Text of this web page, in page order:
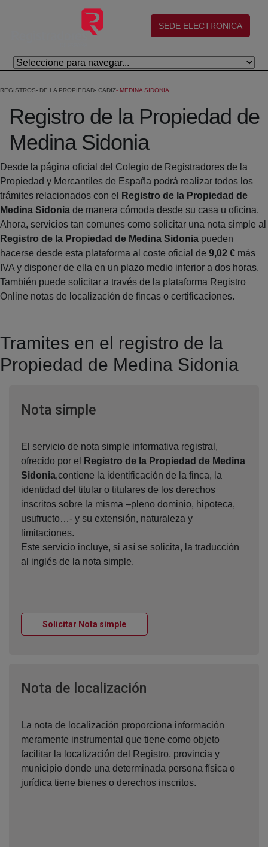
Salta al contingut principal
(abre en nueva ventana)
SEDE ELECTRONICA
REGISTROS DE LA PROPIEDAD CADIZ MEDINA SIDONIA
Registro de la Propiedad de
Medina Sidonia
Desde la página oficial del Colegio de Registradores de la
Propiedad y Mercantiles de España podrá realizar todos los
trámites relacionados con el
Registro de la Propiedad de
Medina Sidonia de manera cómoda desde su casa u oficina.
Ahora, servicios tan comunes como solicitar una nota simple al
Registro de la Propiedad de Medina Sidonia pueden
hacerse desde esta plataforma al coste oficial de 9,02 € más
IVA y disponer de ella en un plazo medio inferior a dos horas.
También puede solicitar a través de la plataforma Registro
Online notas de localización de fincas o certificaciones.
Tramites en el registro de la
Propiedad de Medina Sidonia
Nota simpleVentana nueva
El servicio de nota simple informativa registral,
ofrecido por el
Registro de la Propiedad de Medina
Sidonia,contiene la identificación de la finca, la
identidad del titular o titulares de los derechos
inscritos sobre la misma –pleno dominio, hipoteca,
usufructo…- y su extensión, naturaleza y
limitaciones.
Este servicio incluye, si así se solicita, la traducción
al inglés de la nota simple.
Solicitar Nota simpleVentana nueva
Nota de localización
La nota de localización proporciona información
meramente instrumental que tiene como objeto
facilitar la localización del Registro, provincia y
municipio donde una determinada persona física o
jurídica tiene bienes o derechos inscritos.